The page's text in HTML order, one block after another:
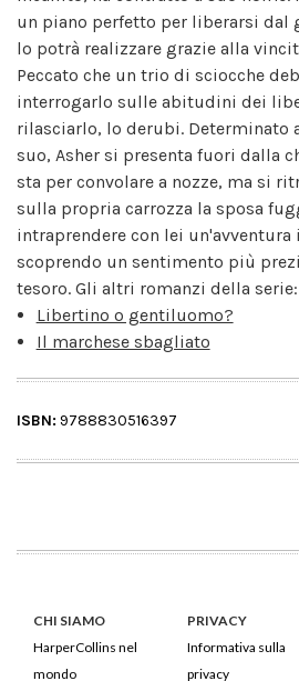
un piano perfetto per liberarsi dal
lo potrà realizzare grazie alla
Peccato che un trio di sciocche
interrogarlo sulle abitudini dei
rilasciarlo, lo derubi. Determinato
suo, Asher si presenta fuori dalla
sta per convolare a nozze, ma si
sulla propria carrozza la sposa
intraprendere con lei
scoprendo un sentimento più
tesoro. Gli altri romanzi della serie:
Libertino o gentiluomo?
Il marchese sbagliato
ISBN: 9788830516397
CHI SIAMO
HarperCollins nel
mondo
PRIVACY
Informativa sulla
privacy